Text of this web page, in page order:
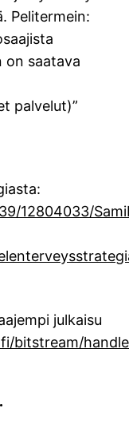
Pelitermein:
on saatava
palvelut)”
12804033/
julkaisu
bitstream/